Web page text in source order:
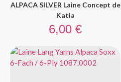
ALPACA SILVER Laine Concept de
Katia
Prix
6,00 €